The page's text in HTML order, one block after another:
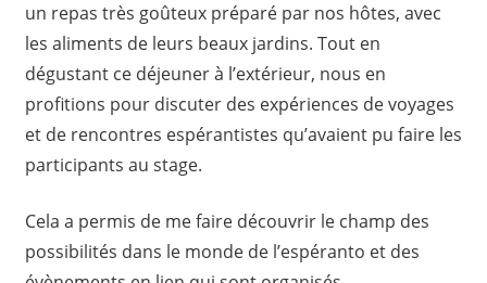
un repas très goûteux préparé par nos hôtes, avec
les aliments de leurs beaux jardins. Tout en
dégustant ce déjeuner à l’extérieur, nous en
profitions pour discuter des expériences de voyages
et de rencontres espérantistes qu’avaient pu faire les
participants au stage.
Cela a permis de me faire découvrir le champ des
possibilités dans le monde de l’espéranto et des